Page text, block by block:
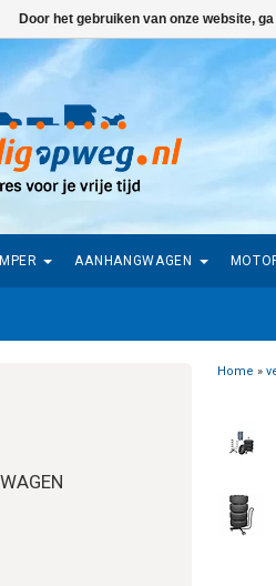
AANHANGWAGEN
Home »
Door het gebruiken van onze website,